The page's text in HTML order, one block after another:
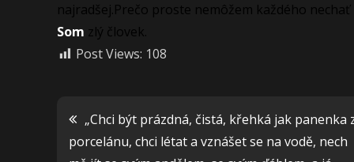
najradšej.Prečo proste nemôžem každého nechať
Som zlý človek.
Post Views: 108
Navigácia
„Chci být prázdná, čistá, křehká jak panenka
porcelánu, chci létat a vznášet se na vodě, nech